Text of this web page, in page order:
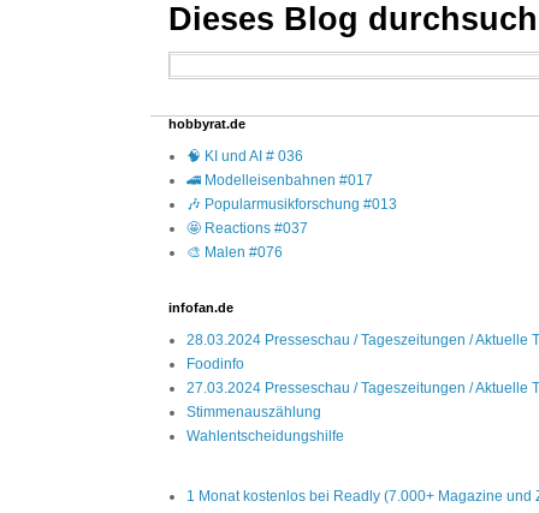
Dieses Blog
hobbyrat.de
🧠 KI und AI # 036
🚄 Modelleisenbahnen #017
🎶 Popularmusikforschung #013
🤩 Reactions #037
🎨 Malen #076
infofan.de
28.03.2024 Presseschau / Tageszeitungen / Aktuelle
Foodinfo
27.03.2024 Presseschau / Tageszeitungen / Aktuelle
Stimmenauszählung
Wahlentscheidungshilfe
1 Monat kostenlos bei Readly (7.000+ Magazine und